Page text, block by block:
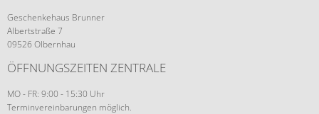
Geschenkehaus Brunner
Albertstraße 7
09526 Olbernhau
ÖFFNUNGSZEITEN ZENTRALE
MO - FR: 9:00 - 15:30 Uhr
Terminvereinbarungen möglich.